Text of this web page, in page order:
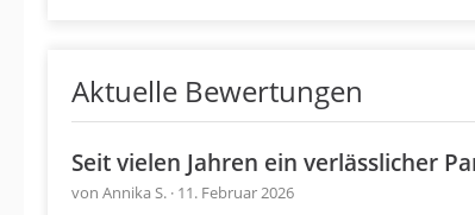
Aktuelle Bewertungen
Seit vielen Jahren ein verlässlicher
von Annika S. · 11. Februar 2026